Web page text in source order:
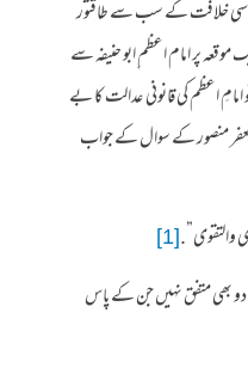
خلافت کے سب سے طاقتور
موقعہ پر امام اعظم ِابو حنیفہ سے
اعظم کی قانونی عدالت کا بے
جعفر منصور کے سوال کے جواب
والتقوى”.[1]
بھی متفق نہیں جن کے پاس